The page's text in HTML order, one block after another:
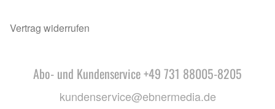
Vertrag widerrufen
Abo- und Kundenservice +49 731 88005-8205
kundenservice@ebnermedia.de